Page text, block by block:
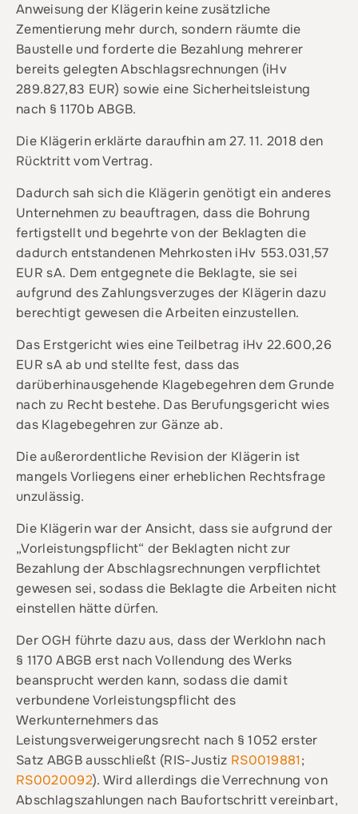
Anweisung der Klägerin keine zusätzliche
Zementierung mehr durch, sondern räumte die
Baustelle und forderte die Bezahlung mehrerer
bereits gelegten Abschlagsrechnungen (iHv
289.827,83 EUR) sowie eine Sicherheitsleistung
nach § 1170b ABGB.
Die Klägerin erklärte daraufhin am 27. 11. 2018 den
Rücktritt vom Vertrag.
Dadurch sah sich die Klägerin genötigt ein anderes
Unternehmen zu beauftragen, dass die Bohrung
fertigstellt und begehrte von der Beklagten die
dadurch entstandenen Mehrkosten iHv 553.031,57
EUR sA. Dem entgegnete die Beklagte, sie sei
aufgrund des Zahlungsverzuges der Klägerin dazu
berechtigt gewesen die Arbeiten einzustellen.
Das Erstgericht wies eine Teilbetrag iHv 22.600,26
EUR sA ab und stellte fest, dass das
darüberhinausgehende Klagebegehren dem Grunde
nach zu Recht bestehe. Das Berufungsgericht wies
das Klagebegehren zur Gänze ab.
Die außerordentliche Revision der Klägerin ist
mangels Vorliegens einer erheblichen Rechtsfrage
unzulässig.
Die Klägerin war der Ansicht, dass sie aufgrund der
„Vorleistungspflicht“ der Beklagten nicht zur
Bezahlung der Abschlagsrechnungen verpflichtet
gewesen sei, sodass die Beklagte die Arbeiten nicht
einstellen hätte dürfen.
Der OGH führte dazu aus, dass der Werklohn nach
§ 1170 ABGB erst nach Vollendung des Werks
beansprucht werden kann, sodass die damit
verbundene Vorleistungspflicht des
Werkunternehmers das
Leistungsverweigerungsrecht nach § 1052 erster
Satz ABGB ausschließt (RIS-Justiz RS0019881;
RS0020092). Wird allerdings die Verrechnung von
Abschlagszahlungen nach Baufortschritt vereinbart,